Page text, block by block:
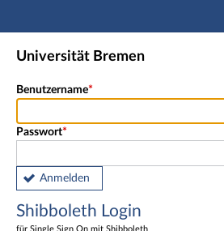
Hauptnavigation
Shibboleth Login
Universität Bremen
Benutzername
Passwort
Anmelden
Shibboleth Login
für Single Sign On mit Shibboleth